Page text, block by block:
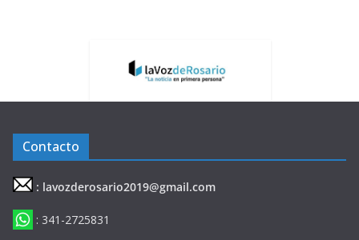
Contacto
: lavozderosario2019@gmail.com
: 341-2725831